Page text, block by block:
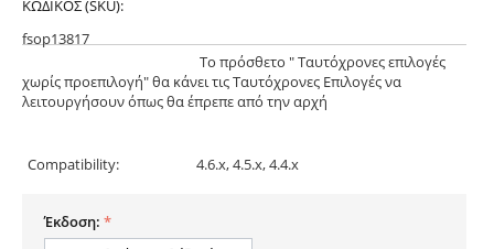
ΚΩΔΙΚΟΣ (SKU):
fsop13817
Το πρόσθετο " Ταυτόχρονες επιλογές
χωρίς προεπιλογή" θα κάνει τις Ταυτόχρονες Επιλογές να
λειτουργήσουν όπως θα έπρεπε από την αρχή
Compatibility: 4.6.x, 4.5.x, 4.4.x
Έκδοση: